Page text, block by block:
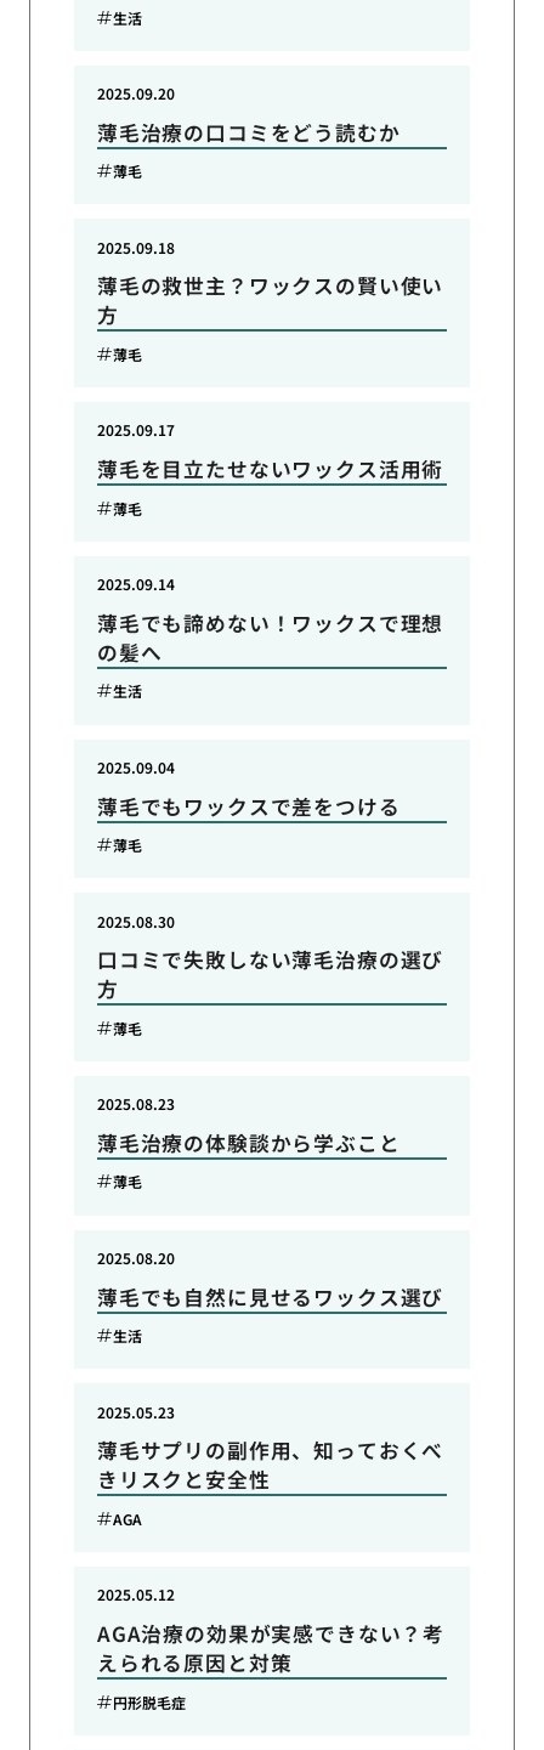
生活
薄毛治療の口コミをどう読むか
2025.09.20
薄毛
薄毛の救世主？ワックスの賢い使い
方
2025.09.18
薄毛
薄毛を目立たせないワックス活用術
2025.09.17
薄毛
薄毛でも諦めない！ワックスで理想
の髪へ
2025.09.14
生活
薄毛でもワックスで差をつける
2025.09.04
薄毛
口コミで失敗しない薄毛治療の選び
方
2025.08.30
薄毛
薄毛治療の体験談から学ぶこと
2025.08.23
薄毛
薄毛でも自然に見せるワックス選び
2025.08.20
生活
薄毛サプリの副作用、知っておくべ
きリスクと安全性
2025.05.23
AGA
AGA治療の効果が実感できない？考
えられる原因と対策
2025.05.12
円形脱毛症